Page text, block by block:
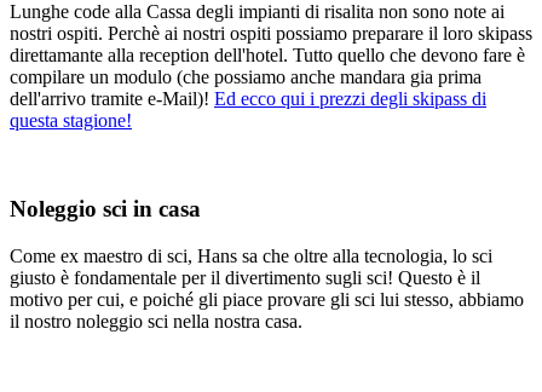
Lunghe code alla Cassa degli impianti di risalita non sono note ai
nostri ospiti. Perchè ai nostri ospiti possiamo preparare il loro skipass
direttamante alla reception dell'hotel. Tutto quello che devono fare è
compilare un modulo (che possiamo anche mandara gia prima
dell'arrivo tramite e-Mail)! Ed ecco qui i prezzi degli skipass di
questa stagione!
Noleggio sci in casa
Come ex maestro di sci, Hans sa che oltre alla tecnologia, lo sci
giusto è fondamentale per il divertimento sugli sci! Questo è il
motivo per cui, e poiché gli piace provare gli sci lui stesso, abbiamo
il nostro noleggio sci nella nostra casa.